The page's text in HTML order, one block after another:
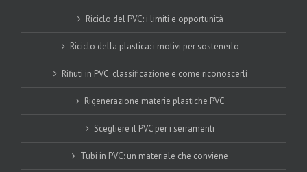
Riciclo del PVC: i limiti e opportunità
Riciclo della plastica: i motivi per sostenerlo
Rifiuti in PVC: classificazione e come riconoscerli
Rigenerazione materie plastiche PVC
Scegliere il PVC per i serramenti
Tubi in PVC: un materiale che conviene